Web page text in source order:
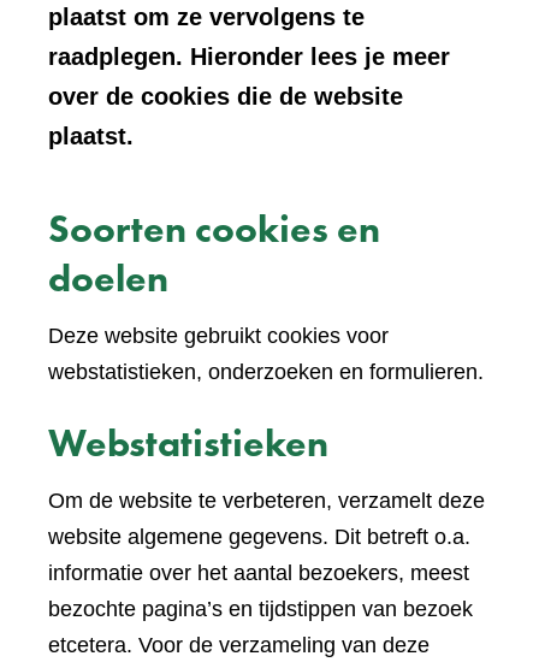
plaatst om ze vervolgens te
raadplegen. Hieronder lees je meer
over de cookies die de website
plaatst.
Soorten cookies en
doelen
Deze website gebruikt cookies voor
webstatistieken, onderzoeken en formulieren.
Webstatistieken
Om de website te verbeteren, verzamelt deze
website algemene gegevens. Dit betreft o.a.
informatie over het aantal bezoekers, meest
bezochte pagina’s en tijdstippen van bezoek
etcetera. Voor de verzameling van deze